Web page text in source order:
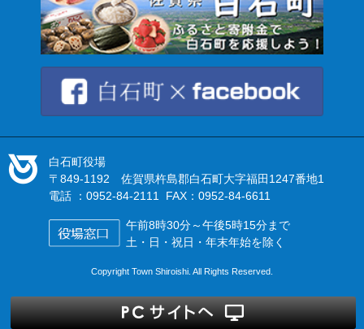
白石町役場
〒849-1192 佐賀県杵島郡白石町大字福田1247番地1
電話 ：0952-84-2111 FAX：0952-84-6611
午前8時30分～午後5時15分まで
土・日・祝日・年末年始を除く
Copyright Town Shiroishi. All Rights Reserved.